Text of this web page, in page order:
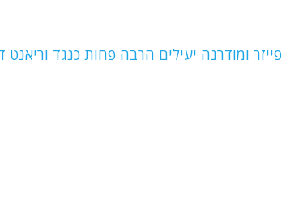
ומודרנה יעילים הרבה פחות כנגד וריאנט